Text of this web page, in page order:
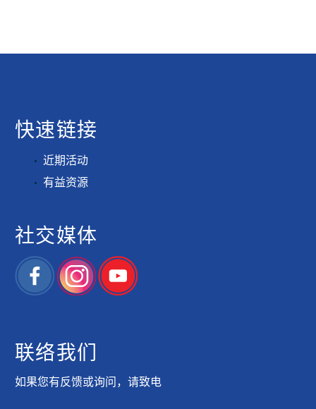
快速链接
近期活动
有益资源
社交媒体
联络我们
如果您有反馈或询问，请致电